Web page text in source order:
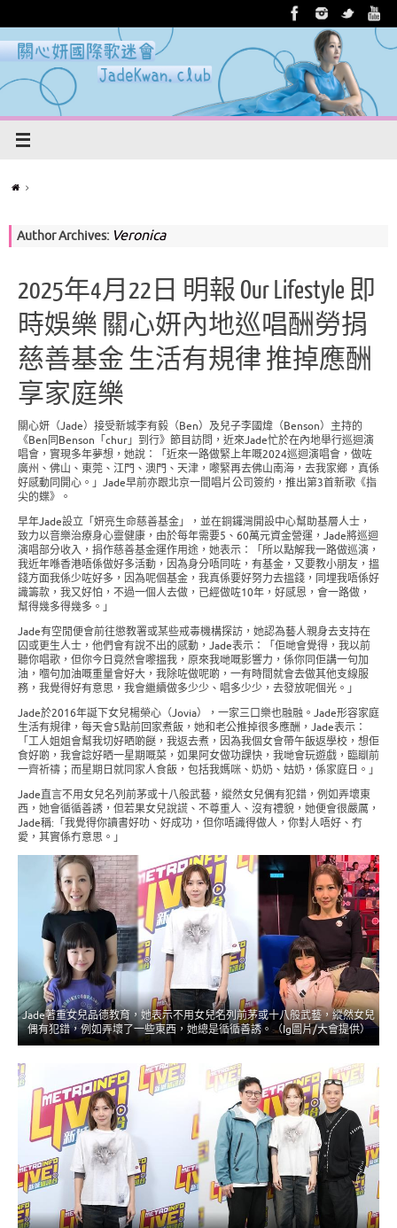
Author Archives: Veronica
2025年4月22日 明報 Our Lifestyle 即
時娛樂 關心妍內地巡唱酬勞捐
慈善基金 生活有規律 推掉應酬
享家庭樂
關心妍（Jade）接受新城李有毅（Ben）及兒子李國煒（Benson）主持的
《Ben同Benson「chur」到行》節目訪問，近來Jade忙於在內地舉行巡迴演
唱會，實現多年夢想，她說：「近來一路做緊上年嘅2024巡迴演唱會，做咗
廣州、佛山、東莞、江門、澳門、天津，嚟緊再去佛山南海，去我家鄉，真係
好感動同開心。」Jade早前亦跟北京一間唱片公司簽約，推出第3首新歌《指
尖的蝶》。
早年Jade設立「妍亮生命慈善基金」，並在銅鑼灣開設中心幫助基層人士，
致力以音樂治療身心靈健康，由於每年需要5、60萬元資金營運，Jade將巡迴
演唱部分收入，捐作慈善基金運作用途，她表示：「所以點解我一路做巡演，
我近年喺香港唔係做好多活動，因為身分唔同咗，有基金，又要教小朋友，搵
錢方面我係少咗好多，因為呢個基金，我真係要好努力去搵錢，同埋我唔係好
識籌款，我又好怕，不過一個人去做，已經做咗10年，好感恩，會一路做，
幫得幾多得幾多。」
Jade有空閒便會前往懲教署或某些戒毒機構探訪，她認為藝人親身去支持在
囚或更生人士，他們會有說不出的感動，Jade表示：「佢哋會覺得，我以前
聽你唱歌，但你今日竟然會嚟搵我，原來我哋嘅影響力，係你同佢講一句加
油，嗰句加油嘅重量會好大，我除咗做呢啲，一有時間就會去做其他支線服
務，我覺得好有意思，我會繼續做多少少、唱多少少，去發放呢個光。」
Jade於2016年誕下女兒楊榮心（Jovia），一家三口樂也融融。Jade形容家庭
生活有規律，每天會5點前回家煮飯，她和老公推掉很多應酬，Jade表示：
「工人姐姐會幫我切好晒啲餸，我返去煮，因為我個女會帶午飯返學校，想佢
食好啲，我會諗好晒一星期嘅菜，如果阿女做功課快，我哋會玩遊戲，臨瞓前
一齊祈禱；而星期日就同家人食飯，包括我媽咪、奶奶、姑奶，係家庭日。」
Jade直言不用女兒名列前茅或十八般武藝，縱然女兒偶有犯錯，例如弄壞東
西，她會循循善誘，但若果女兒說謊、不尊重人、沒有禮貌，她便會很嚴厲，
Jade稱:「我覺得你讀書好叻、好成功，但你唔識得做人，你對人唔好、冇
愛，其實係冇意思。」
Jade著重女兒品德教育，她表示不用女兒名列前茅或十八般武藝，縱然女兒
偶有犯錯，例如弄壞了一些東西，她總是循循善誘。（Ig圖片/大會提供）